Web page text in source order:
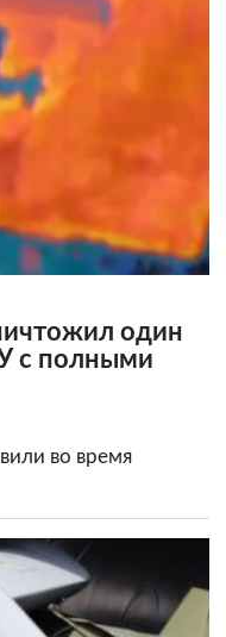
один
с полными
во время